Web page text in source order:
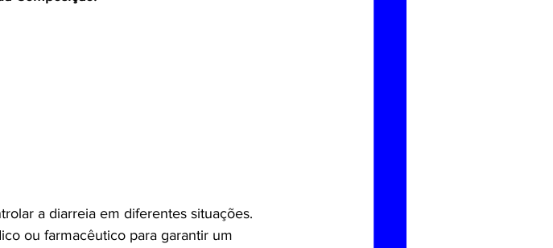
a diarreia em diferentes situações.
ou farmacêutico para garantir um